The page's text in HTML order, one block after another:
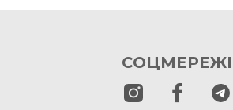
СОЦМЕРЕЖІ